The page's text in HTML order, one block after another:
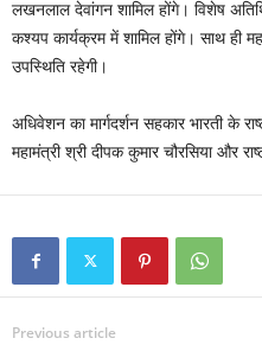
लखनलाल देवांगन शामिल होंगे। विशेष
कश्यप कार्यक्रम में शामिल होंगे। साथ ही
उपस्थिति रहेगी।
अधिवेशन का मार्गदर्शन सहकार भारती के
महामंत्री श्री दीपक कुमार चौरसिया और
Previous article